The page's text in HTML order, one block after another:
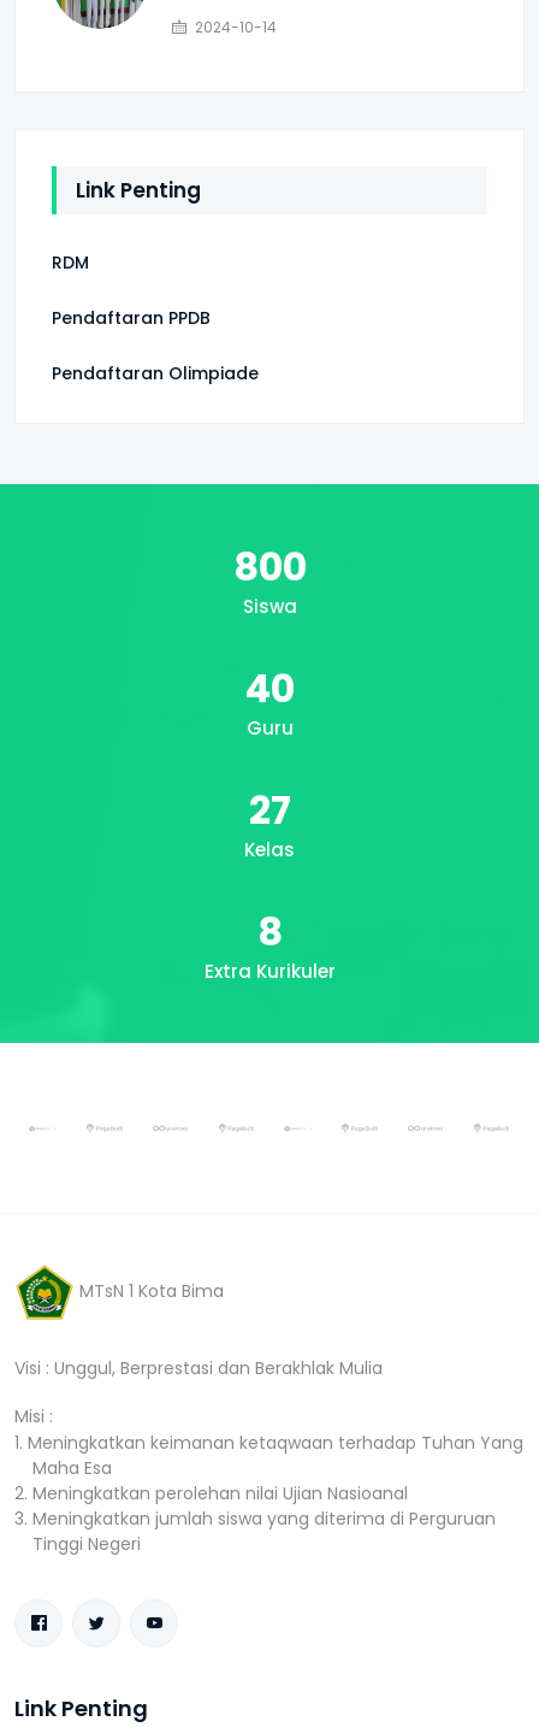
2024-10-14
Link Penting
RDM
Pendaftaran PPDB
Pendaftaran Olimpiade
800
Siswa
40
Guru
27
Kelas
8
Extra Kurikuler
MTsN 1 Kota Bima
Visi : Unggul, Berprestasi dan Berakhlak Mulia
Misi :
1. Meningkatkan keimanan ketaqwaan terhadap Tuhan Yang
Maha Esa
2. Meningkatkan perolehan nilai Ujian Nasioanal
3. Meningkatkan jumlah siswa yang diterima di Perguruan
Tinggi Negeri
Link Penting